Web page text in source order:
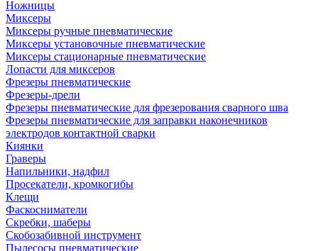
Ножницы
Миксеры
Миксеры ручные пневматические
Миксеры установочные пневматические
Миксеры стационарные пневматические
Лопасти для миксеров
Фрезеры пневматические
Фрезеры-дрели
Фрезеры пневматические для фрезерования сварного шва
Фрезеры пневматические для заправки наконечников
электродов контактной сварки
Киянки
Граверы
Напильники, надфил
Просекатели, кромкогибы
Клещи
Фаскосниматели
Скребки, шаберы
Скобозабивной инструмент
Пылесосы пневматические